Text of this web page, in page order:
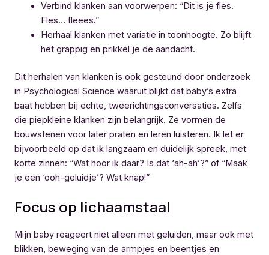
Verbind klanken aan voorwerpen: “Dit is je fles.
Fles… fleees.”
Herhaal klanken met variatie in toonhoogte. Zo blijft
het grappig en prikkel je de aandacht.
Dit herhalen van klanken is ook gesteund door onderzoek
in Psychological Science waaruit blijkt dat baby’s extra
baat hebben bij echte, tweerichtingsconversaties. Zelfs
die piepkleine klanken zijn belangrijk. Ze vormen de
bouwstenen voor later praten en leren luisteren. Ik let er
bijvoorbeeld op dat ik langzaam en duidelijk spreek, met
korte zinnen: “Wat hoor ik daar? Is dat ‘ah-ah’?” of “Maak
je een ‘ooh-geluidje’? Wat knap!”
Focus op lichaamstaal
Mijn baby reageert niet alleen met geluiden, maar ook met
blikken, beweging van de armpjes en beentjes en